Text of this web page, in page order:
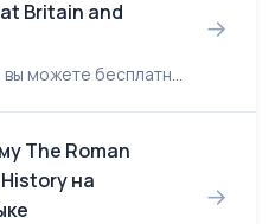
Britain and
На этой странице вы можете бесплатно читать реферат на английском языке: The United Kingdom of Great Britain and Northern Ireland. The United Kingdom of Great Britain and Northern Ireland ...
→
The Roman
на
→